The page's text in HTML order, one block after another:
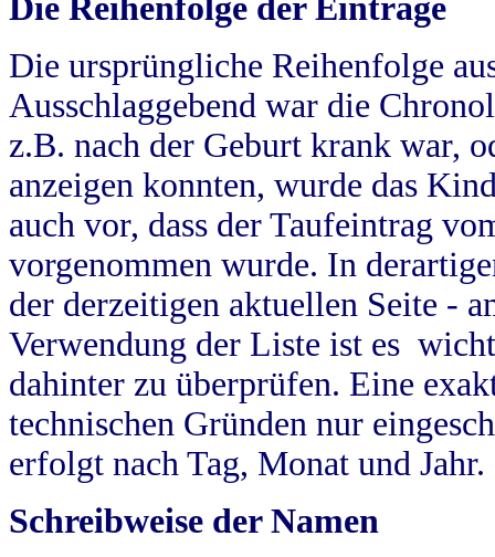
Die Reihenfolge der Einträge
Die ursprüngliche Reihenfolge
Ausschlaggebend war die
z.B. nach der Geburt krank war,
anzeigen konnten, wurde das
auch vor, dass der Taufeintrag
vorgenommen wurde. In
der derzeitigen aktuellen Seite -
Verwendung der Liste ist es
dahinter zu überprüfen. Eine
technischen Gründen nur
erfolgt nach Tag, Monat und Jahr.
Schreibweise der Namen